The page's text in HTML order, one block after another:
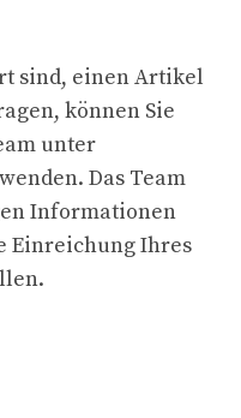
sind, einen Artikel
können Sie
unter
Das Team
Informationen
Einreichung Ihres